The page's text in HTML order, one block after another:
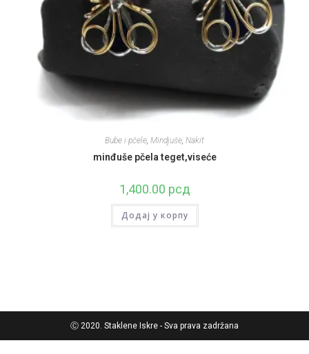
Bube i pčele, Mindjuše, Nakit
minđuše pčela teget,viseće
1,400.00 рсд
Додај у корпу
Ⓒ 2020. Staklene Iskre - Sva prava zadržana